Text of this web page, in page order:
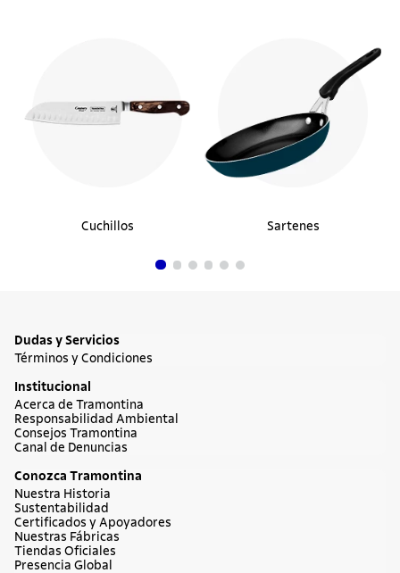
Cuchillos Sartenes
Dudas y Servicios
Términos y Condiciones
Institucional
Acerca de Tramontina
Responsabilidad Ambiental
Consejos Tramontina
Canal de Denuncias
Conozca Tramontina
Nuestra Historia
Sustentabilidad
Certificados y Apoyadores
Nuestras Fábricas
Tiendas Oficiales
Presencia Global